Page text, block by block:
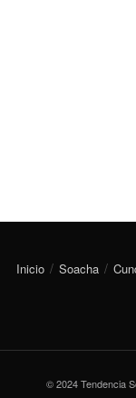
Inicio Soacha
© 2024 Tendencia